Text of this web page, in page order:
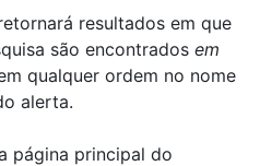
resultados em que
são encontrados em
qualquer ordem no nome
alerta.
página principal do